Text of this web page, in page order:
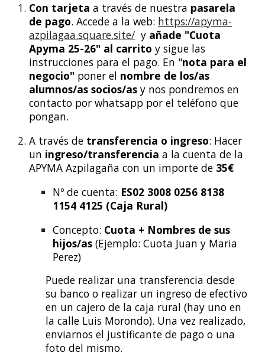
Con tarjeta a través de nuestra pasarela
de pago. Accede a la web: https://apyma-
azpilagaa.square.site/ y añade "Cuota
Apyma 25-26" al carrito y sigue las
instrucciones para el pago. En "nota para el
negocio" poner el nombre de los/as
alumnos/as socios/as y nos pondremos en
contacto por whatsapp por el teléfono que
pongan.
A través de transferencia o ingreso: Hacer
un ingreso/transferencia a la cuenta de la
APYMA Azpilagaña con un importe de 35€
Nº de cuenta: ES02 3008 0256 8138
1154 4125 (Caja Rural)
Concepto: Cuota + Nombres de sus
hijos/as (Ejemplo: Cuota Juan y Maria
Perez)
Puede realizar una transferencia desde
su banco o realizar un ingreso de efectivo
en un cajero de la caja rural (hay uno en
la calle Luis Morondo). Una vez realizado,
enviarnos el justificante de pago o una
foto del mismo.